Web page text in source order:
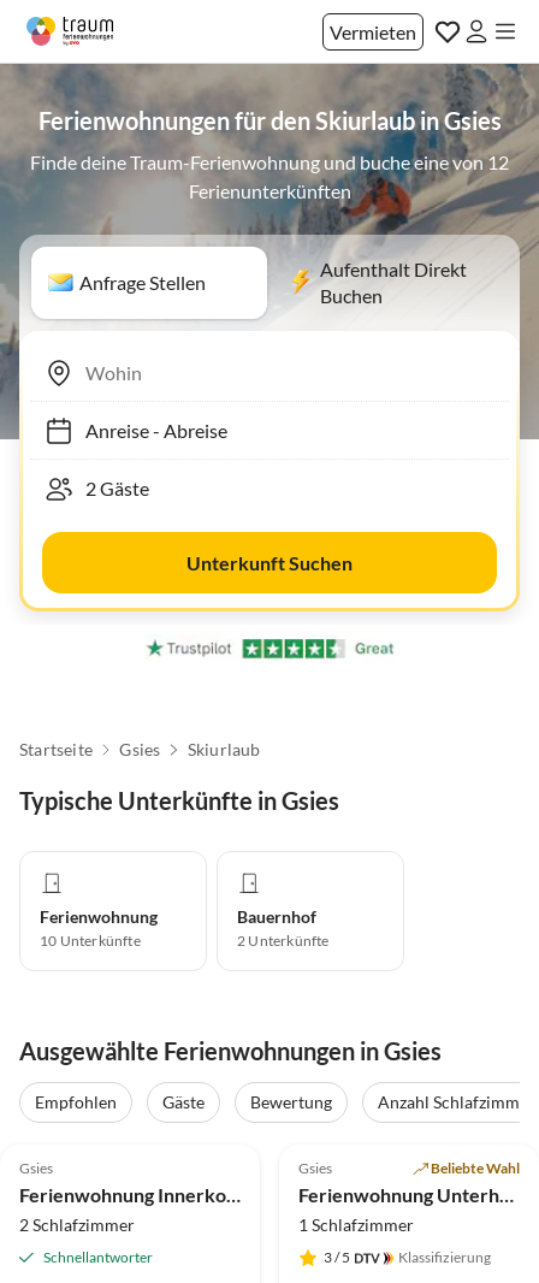
Vermieten
Ferienwohnungen für den Skiurlaub in Gsies
Finde deine Traum-Ferienwohnung und buche eine von 12
Ferienunterkünften
Anfrage Stellen
Aufenthalt Direkt
Buchen
Anreise- Abreise
Unterkunft Suchen
Startseite Gsies Skiurlaub
Typische Unterkünfte in Gsies
Ferienwohnung
10 Unterkünfte
Bauernhof
2 Unterkünfte
Ausgewählte Ferienwohnungen in Gsies
Empfohlen Gäste Bewertung
Anzahl Schlafzimmer
Gsies
Ferienwohnung Innerkohlerhof
2 Schlafzimmer
Schnellantworter
Gsies Beliebte Wahl
Ferienwohnung Unterhabererhof
1 Schlafzimmer
3/ 5 Klassifizierung